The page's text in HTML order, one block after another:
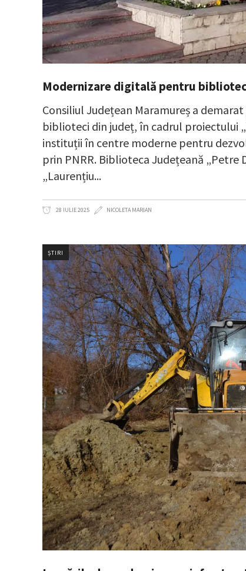
Modernizare digitală pentru
Consiliul Județean Maramureș a
biblioteci din județ, în cadrul proiectului
instituții în centre moderne pentru
prin PNRR. Biblioteca Județeană
„Laurențiu
28 IULIE 2025 NICOLETA MARIAN
ȘTIRI